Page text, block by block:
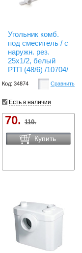
Угольник комб.
под смеситель / с
наружн. рез.
25х1/2, белый
РТП (48/6) /10704/
Код: 34874 Сравнить
Есть в наличии
70. 110.
Купить